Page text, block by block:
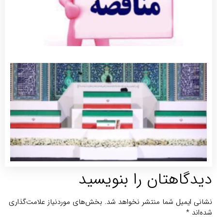
پیکر
رهبر
را بنویسید
ایمیل شما منتشر نخواهد شد. بخش‌های موردنیاز علامت‌گذاری
*